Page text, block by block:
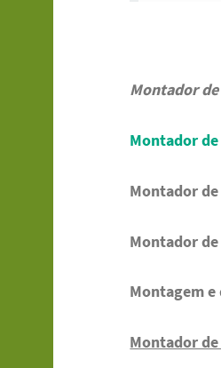
Montador de
Montador
Montador
Montador
Montagem e
Montador